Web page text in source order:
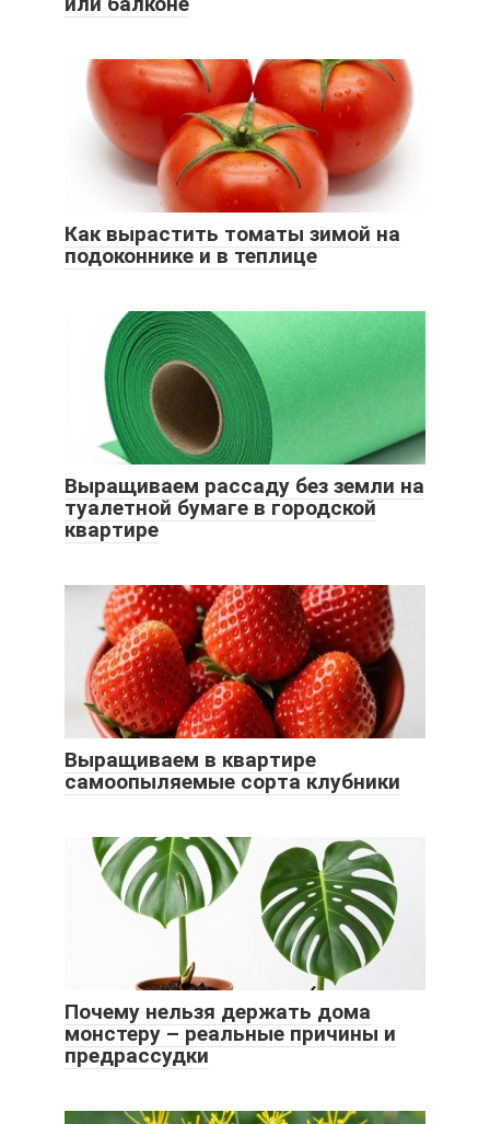
Как вырастить томаты зимой на
подоконнике и в теплице
Выращиваем рассаду без земли на
туалетной бумаге в городской
квартире
Выращиваем в квартире
самоопыляемые сорта клубники
Почему нельзя держать дома
монстеру – реальные причины и
предрассудки